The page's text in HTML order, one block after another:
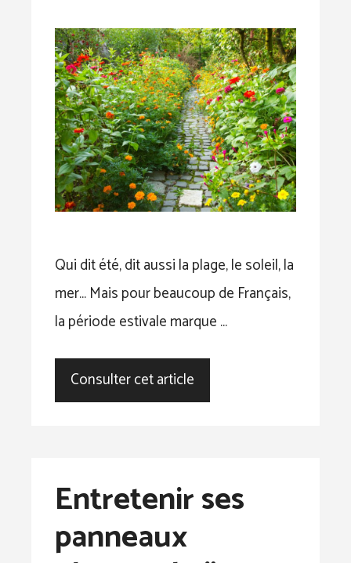
Qui dit été, dit aussi la plage, le soleil, la
mer… Mais pour beaucoup de Français,
la période estivale marque …
Consulter cet article
Entretenir ses
panneaux